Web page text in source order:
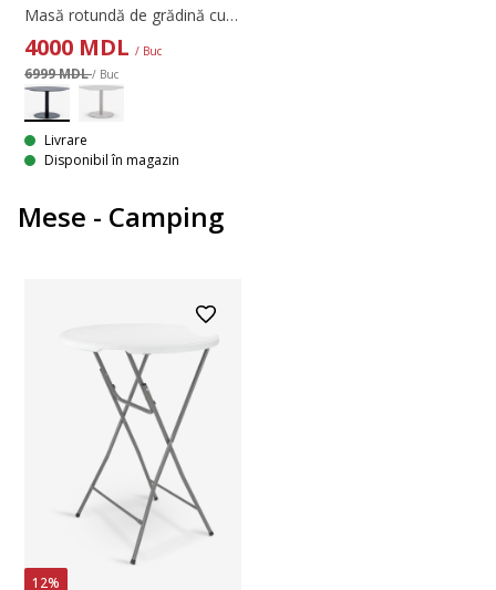
Masă rotundă de grădină cu blat bej din ciment cu aspect de travertin. Bază din oțel vopsit cu pulbere. Ø120x74 cm
4000 MDL / Buc
6999 MDL/ Buc
Livrare
Disponibil în magazin
Mese - Camping
12%